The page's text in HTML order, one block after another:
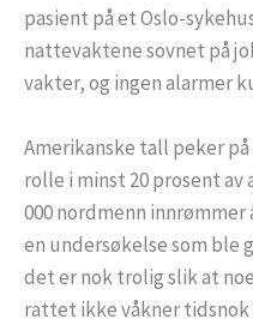
pasient på et Oslo-
nattevaktene sovnet på
vakter, og ingen alarmer
Amerikanske tall peker
rolle i minst 20 prosent
000 nordmenn
en undersøkelse som ble
det er nok trolig slik at
rattet ikke våkner